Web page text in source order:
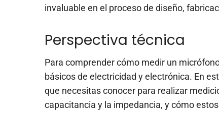
invaluable en el proceso de diseño,
Perspectiva técnica
Para comprender cómo medir un
básicos de electricidad y electrónica. En
que necesitas conocer para realizar
capacitancia y la impedancia, y cómo